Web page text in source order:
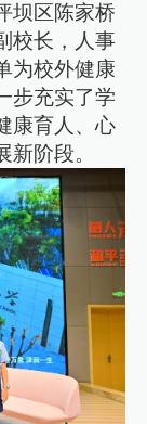
坝区陈家桥
校长，人事
为校外健康
步充实了学
康育人、心
阶段。